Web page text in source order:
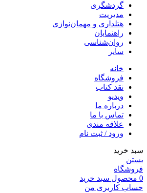
گردشگری
مدیریت
هتلداری و مهمان‌نوازی
راهنمایان
روان‌شناسی
سایر
خانه
فروشگاه
نقد کتاب
ویدیو
درباره‌ ما
تماس با ما
علاقه مندی
ورود / ثبت نام
سبد خرید
بستن
فروشگاه
0 محصول سبد خرید
حساب کاربری من